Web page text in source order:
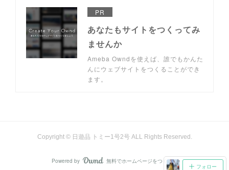
PR
あなたもサイトをつくってみ
ませんか
Ameba Owndを使えば、誰でもかんた
んにウェブサイトをつくることができ
ます。
フォロー
Copyright © 日遊品 トミー1号2号 ALL Rights Reserved.
Powered by AmebaOwnd
無料でホームページをつくろう